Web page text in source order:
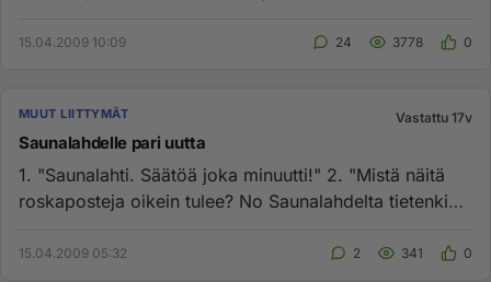
15.04.2009 10:09 24 3778 0
MUUT LIITTYMÄT Vastattu 17v
Saunalahdelle pari uutta
1. "Saunalahti. Säätöä joka minuutti!" 2. "Mistä näitä
roskaposteja oikein tulee? No Saunalahdelta tietenkin."
15.04.2009 05:32 2 341 0